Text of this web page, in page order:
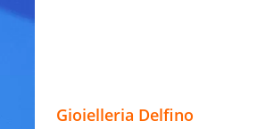
Gioielleria Delfino